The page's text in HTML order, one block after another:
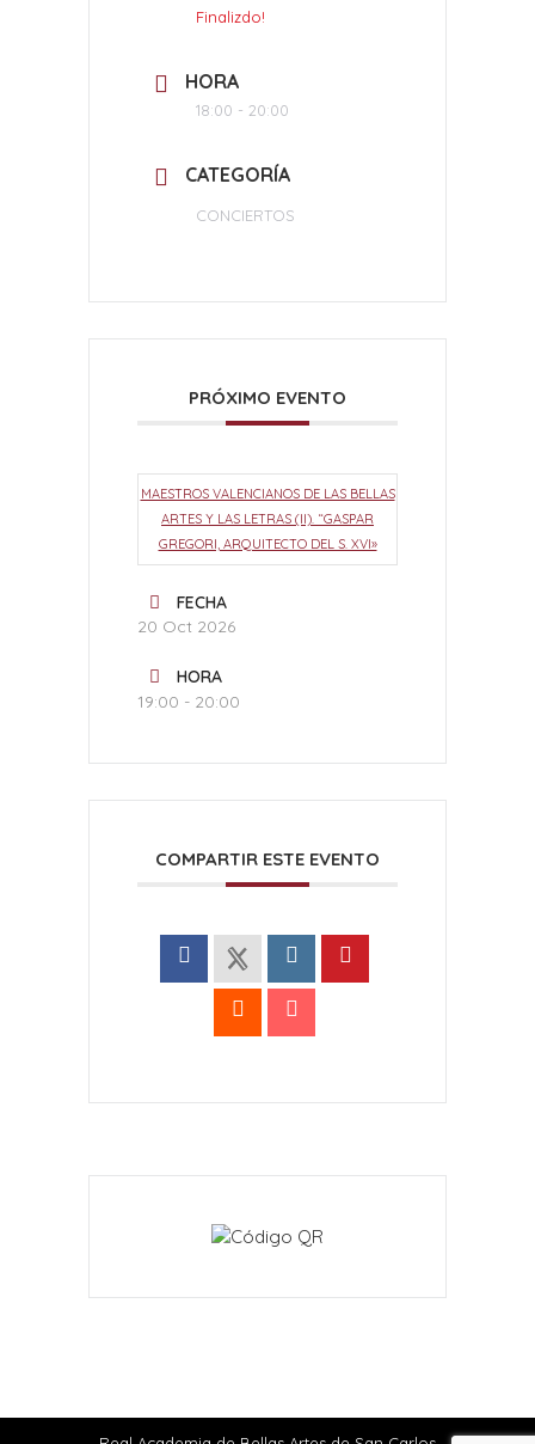
Finalizdo!
HORA
18:00 - 20:00
CATEGORÍA
CONCIERTOS
PRÓXIMO EVENTO
MAESTROS VALENCIANOS DE LAS BELLAS
ARTES Y LAS LETRAS (II). “GASPAR
GREGORI, ARQUITECTO DEL S. XVI»
FECHA
20 Oct 2026
HORA
19:00 - 20:00
COMPARTIR ESTE EVENTO